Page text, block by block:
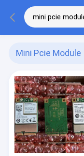
Mini Pcie Module